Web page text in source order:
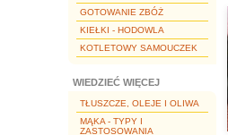
GOTOWANIE ZBÓŻ
KIEŁKI - HODOWLA
KOTLETOWY SAMOUCZEK
WIEDZIEĆ WIĘCEJ
TŁUSZCZE, OLEJE I OLIWA
MĄKA - TYPY I
ZASTOSOWANIA